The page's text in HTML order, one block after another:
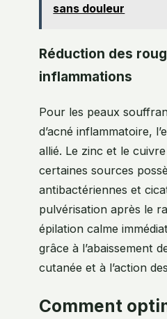
sans douleur
Réduction des
inflammations
Pour les peaux
d’acné inflammatoire,
allié. Le zinc et le
certaines sources
antibactériennes et
pulvérisation après le
épilation calme
grâce à l’abaissement
cutanée et à l’action
Comment